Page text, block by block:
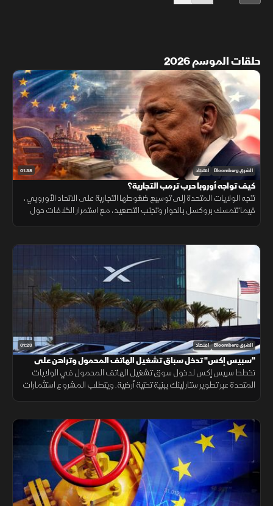
حلقات الموسم 2026
01:38 الشرق Bloomberg اقتصاد
كيف تواجه أوروبا حرب ترمب التجارية؟
تتجه الولايات المتحدة إلى توسيع ضغوطها التجارية على الاتحاد الأوروبي،
فيما تتمسك بروكسل بالحوار وتجنب التصعيد، مع استمرار الخلافات حول
01:23 الشرق Bloomberg اقتصاد
"سبيس إكس" تدخل سباق تشغيل الهاتف المحمول وتراهن على
"ستارلينك"
تخطط سبيس إكس لدخول سوق تشغيل الهاتف المحمول في الولايات
المتحدة عبر تطوير ستارلينك ببنية تحتية أرضية. ويتطلب المشروع استثمارات